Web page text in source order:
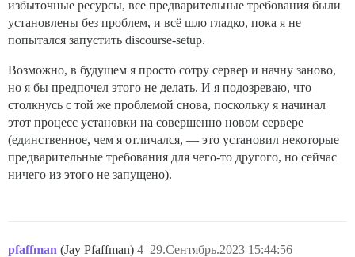
избыточные ресурсы, все предварительные требования были
установлены без проблем, и всё шло гладко, пока я не
попытался запустить discourse-setup.
Возможно, в будущем я просто сотру сервер и начну заново,
но я бы предпочел этого не делать. И я подозреваю, что
столкнусь с той же проблемой снова, поскольку я начинал
этот процесс установки на совершенно новом сервере
(единственное, чем я отличался, — это установил некоторые
предварительные требования для чего-то другого, но сейчас
ничего из этого не запущено).
pfaffman (Jay Pfaffman) 29.Сентябрь.2023 15:44:56
4